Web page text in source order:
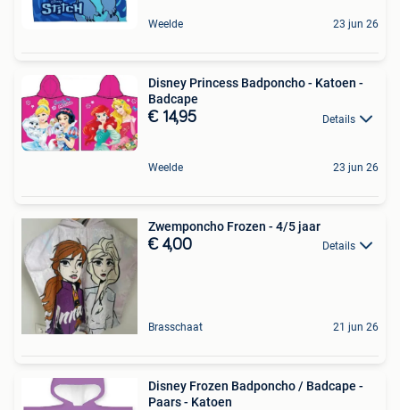
Weelde 23 jun 26
Disney Princess Badponcho - Katoen -
Badcape
€ 14,95 Details
Weelde 23 jun 26
Zwemponcho Frozen - 4/5 jaar
€ 4,00 Details
Brasschaat 21 jun 26
Disney Frozen Badponcho / Badcape -
Paars - Katoen